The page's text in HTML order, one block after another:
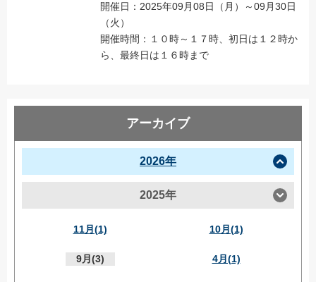
開催日：2025年09月08日（月）～09月30日
（火）
開催時間：１０時～１７時、初日は１２時か
ら、最終日は１６時まで
アーカイブ
2026年
2025年
11月(1) 10月(1)
9月(3) 4月(1)